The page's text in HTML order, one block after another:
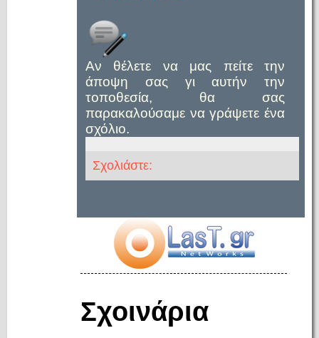
Αν θέλετε να μας πείτε την
άποψη σας γι αυτήν την
τοποθεσία, θα σας
παρακαλούσαμε να γράψετε ένα
σχόλιο.
Σχολιάστε:
Σχοινάρια